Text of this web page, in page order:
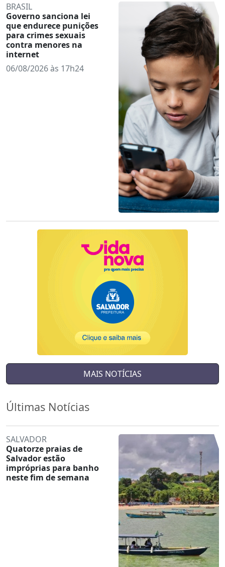
BRASIL
Governo sanciona lei
que endurece punições
para crimes sexuais
contra menores na
internet
06/08/2026 às 17h24
MAIS NOTÍCIAS
Últimas Notícias
SALVADOR
Quatorze praias de
Salvador estão
impróprias para banho
neste fim de semana